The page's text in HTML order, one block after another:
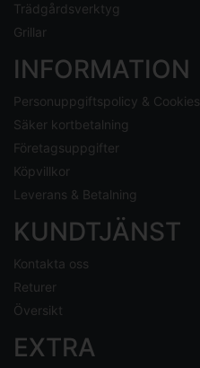
Trädgårdsverktyg
Grillar
INFORMATION
Personuppgiftspolicy & Cookies
Säker kortbetalning
Företagsuppgifter
Köpvillkor
Leverans & Betalning
KUNDTJÄNST
Kontakta oss
Returer
Översikt
EXTRA